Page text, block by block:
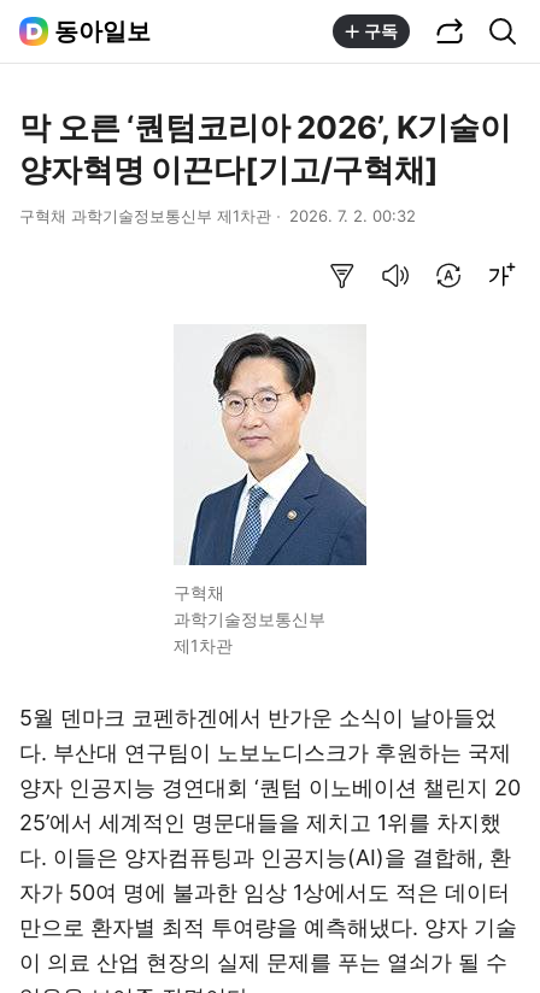
동아일보 구독
막 오른 ‘퀀텀코리아 2026’, K기술이
양자혁명 이끈다[기고/구혁채]
구혁채 과학기술정보통신부 제1차관 2026. 7. 2. 00:32
구혁채
과학기술정보통신부
제1차관
5월 덴마크 코펜하겐에서 반가운 소식이 날아들었
다. 부산대 연구팀이 노보노디스크가 후원하는 국제
양자 인공지능 경연대회 ‘퀀텀 이노베이션 챌린지 20
25’에서 세계적인 명문대들을 제치고 1위를 차지했
다. 이들은 양자컴퓨팅과 인공지능(AI)을 결합해, 환
자가 50여 명에 불과한 임상 1상에서도 적은 데이터
만으로 환자별 최적 투여량을 예측해냈다. 양자 기술
이 의료 산업 현장의 실제 문제를 푸는 열쇠가 될 수